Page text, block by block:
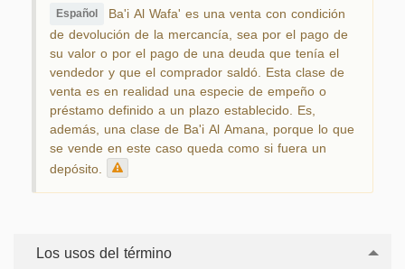
Español Ba'i Al Wafa' es una venta con condición
de devolución de la mercancía, sea por el pago de
su valor o por el pago de una deuda que tenía el
vendedor y que el comprador saldó. Esta clase de
venta es en realidad una especie de empeño o
préstamo definido a un plazo establecido. Es,
además, una clase de Ba'i Al Amana, porque lo que
se vende en este caso queda como si fuera un
depósito.
Los usos del término